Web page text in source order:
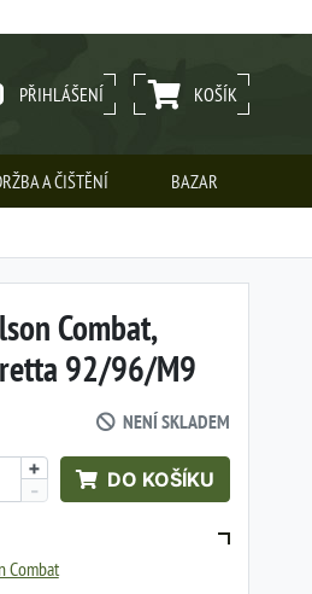
PŘIHLÁŠENÍ KOŠÍK
A ČIŠTĚNÍ BAZAR
Combat,
92/96/M9
NENÍ SKLADEM
+
-
DO KOŠÍKU
Combat